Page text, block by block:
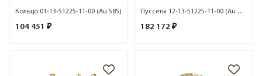
Кольцо 01-13-51225-11-00 (Au 585)
104 451 ₽
Пуссеты 12-13-51225-11-00 (Au 585)
182 172 ₽